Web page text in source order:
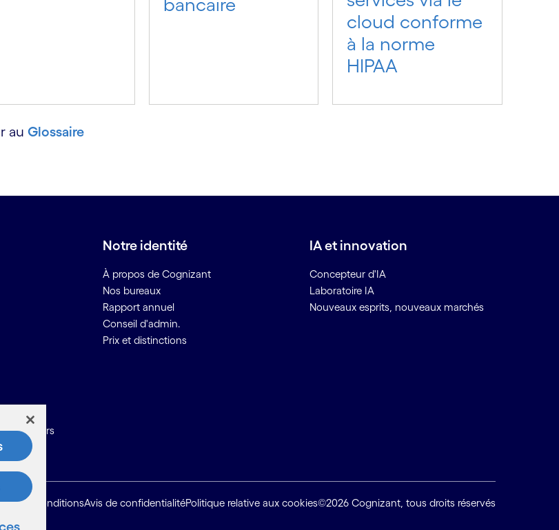
bancaire
cloud conforme
à la norme
HIPAA
au Glossaire
Notre identité
À propos de Cognizant
Nos bureaux
Rapport annuel
Conseil d'admin.
Prix et distinctions
IA et innovation
Concepteur d'IA
Laboratoire IA
Nouveaux esprits, nouveaux marchés
site ConditionsAvis de confidentialitéPolitique relative aux cookies©2026 Cognizant, tous droits réservés